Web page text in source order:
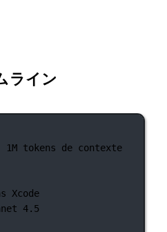
ライン
tokens de contexte
Xcode
4.5